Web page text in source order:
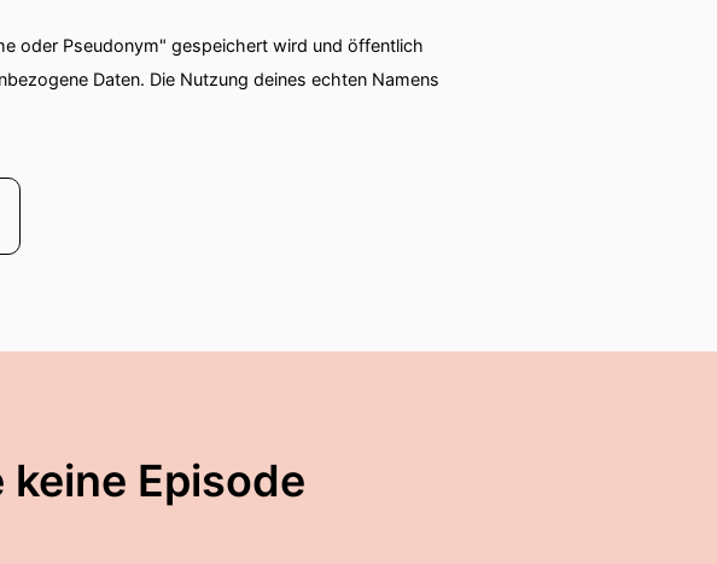
oder Pseudonym" gespeichert wird und öffentlich
Daten. Die Nutzung deines echten Namens
Episode